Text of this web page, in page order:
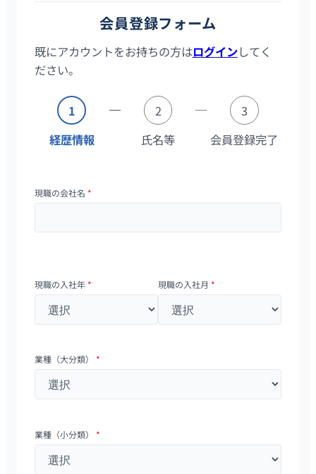
会員登録フォーム
既にアカウントをお持ちの方はログインしてく
ださい。
1
経歴情報
2
氏名等
3
会員登録完了
現職の会社名 *
現職の入社年 * 現職の入社月 *
業種（大分類） *
業種（小分類） *